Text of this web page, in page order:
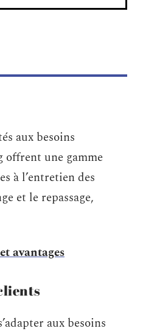
aux besoins
offrent une gamme
à l’entretien des
et le repassage,
avantages
aux besoins